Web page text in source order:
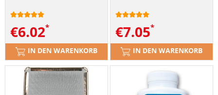
€6.02
IN DEN WARENKORB
€7.05
IN DEN WARENKORB